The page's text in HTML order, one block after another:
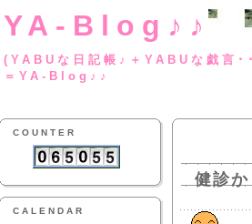
YA-Blog♪♪
(YABUな日記帳♪
＝YA-Blog♪♪
COUNTER
CALENDAR
健診